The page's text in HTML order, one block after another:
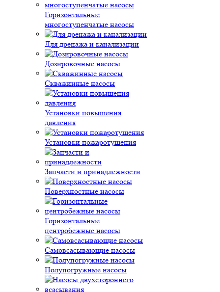
Горизонтальные
многоступенчатые насосы
Для дренажа и канализации
Дозировочные насосы
Скважинные насосы
Установки повышения
давления
Установки пожаротушения
Запчасти и принадлежности
Поверхностные насосы
Горизонтальные
центробежные насосы
Самовсасывающие насосы
Полупогружные насосы